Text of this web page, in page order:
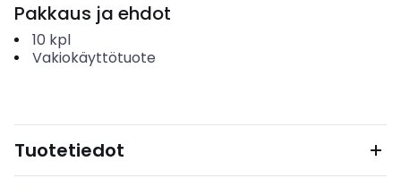
Pakkaus ja ehdot
10 kpl
Vakiokäyttötuote
Tuotetiedot